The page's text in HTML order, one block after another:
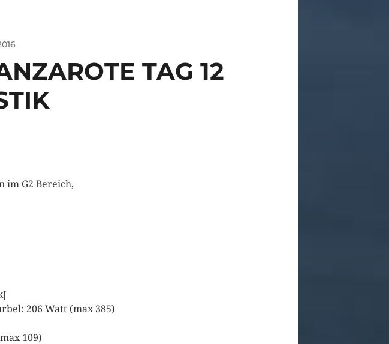
TAG 12
im G2 Bereich,
206 Watt (max 385)
109)